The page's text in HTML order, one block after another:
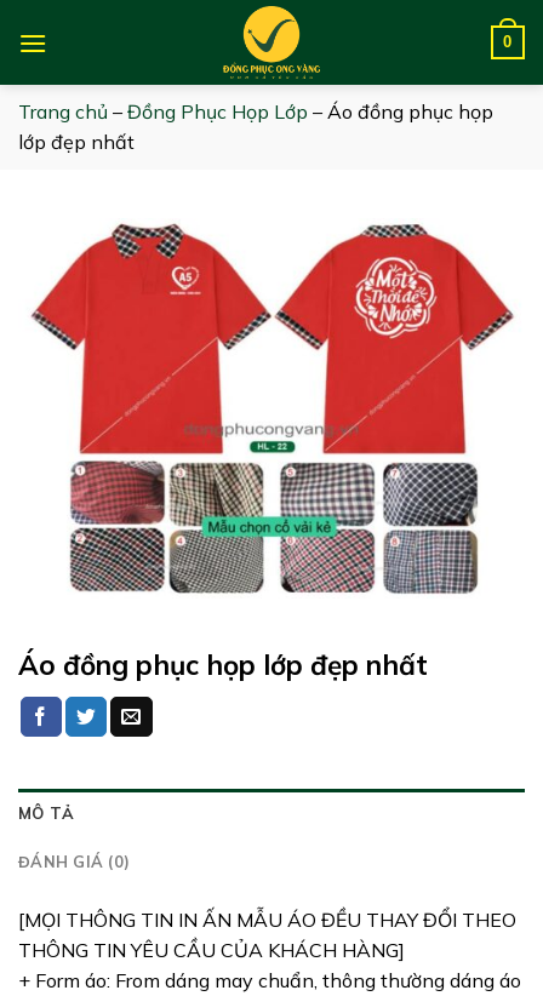
0
Trang chủ – Đồng Phục Họp Lớp – Áo đồng phục họp
lớp đẹp nhất
Áo đồng phục họp lớp đẹp nhất
MÔ TẢ
ĐÁNH GIÁ (0)
[MỌI THÔNG TIN IN ẤN MẪU ÁO ĐỀU THAY ĐỔI THEO
THÔNG TIN YÊU CẦU CỦA KHÁCH HÀNG]
+ Form áo: From dáng may chuẩn, thông thường dáng áo